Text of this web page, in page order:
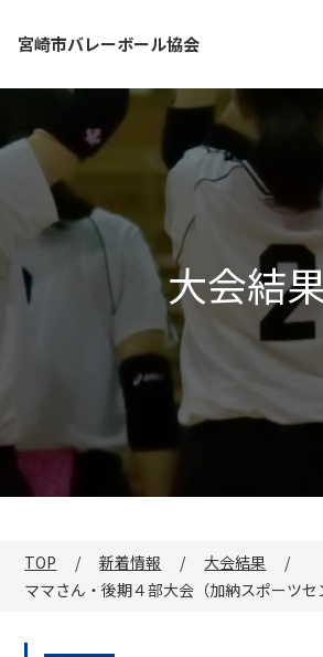
宮崎市バレーボール協会
大会結
TOP 新着情報
大会結果
ママさん・後期４部大会（加納スポーツセ